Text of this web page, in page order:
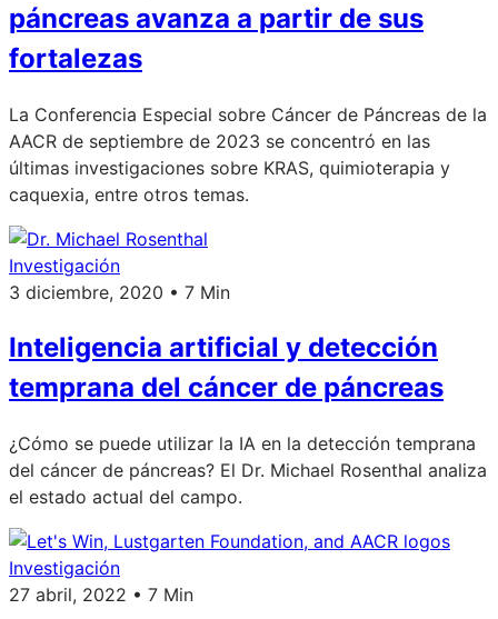
páncreas avanza a partir de sus
fortalezas
La Conferencia Especial sobre Cáncer de Páncreas de la
AACR de septiembre de 2023 se concentró en las
últimas investigaciones sobre KRAS, quimioterapia y
caquexia, entre otros temas.
Investigación
3 diciembre, 2020 • 7 Min
Inteligencia artificial y detección
temprana del cáncer de páncreas
¿Cómo se puede utilizar la IA en la detección temprana
del cáncer de páncreas? El Dr. Michael Rosenthal analiza
el estado actual del campo.
Investigación
27 abril, 2022 • 7 Min